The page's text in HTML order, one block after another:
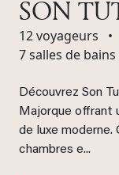
SON
12 voyageurs •
7 salles de bains
Découvrez Son
Majorque offrant
de luxe
chambres e...